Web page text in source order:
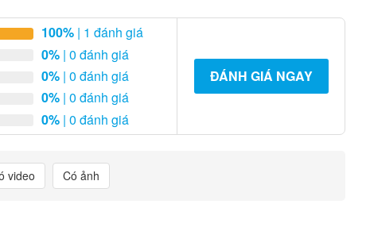
100% | 1 đánh giá
0% | 0 đánh giá
0% | 0 đánh giá
0% | 0 đánh giá
0% | 0 đánh giá
ĐÁNH GIÁ NGAY
video Có ảnh